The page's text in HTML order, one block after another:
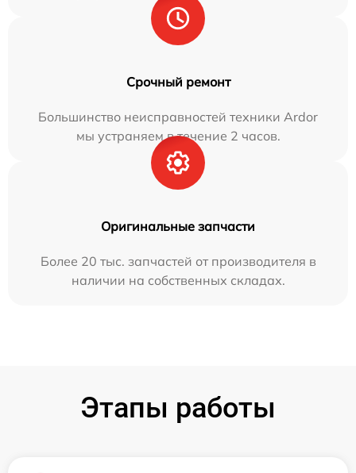
Срочный ремонт
Большинство неисправностей техники Ardor
мы устраняем в течение 2 часов.
Оригинальные запчасти
Более 20 тыс. запчастей от производителя в
наличии на собственных складах.
Этапы работы